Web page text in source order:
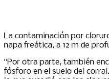
La contaminación por
napa freática, a 12 m de
“Por otra parte, también
fósforo en el suelo del